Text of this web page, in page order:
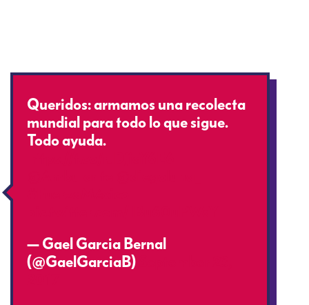
Queridos: armamos una recolecta
mundial para todo lo que sigue.
Todo ayuda.
— Gael Garcia Bernal
(@GaelGarciaB)